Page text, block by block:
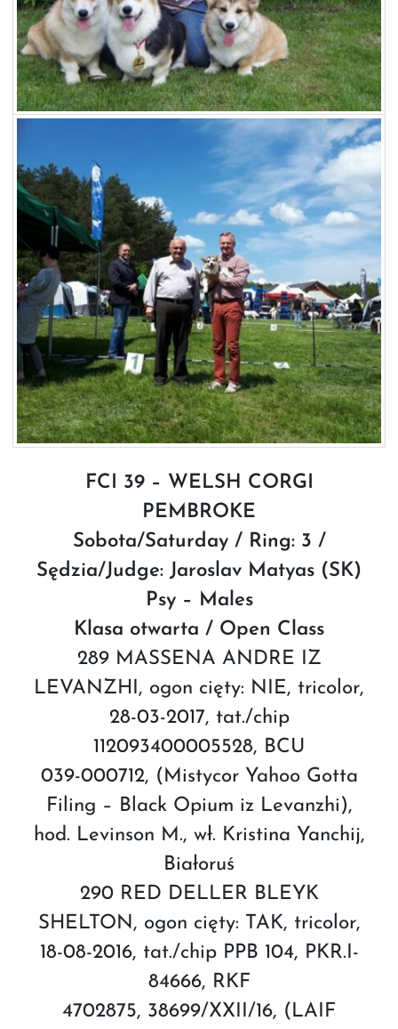
FCI 39 – WELSH CORGI
PEMBROKE
Sobota/Saturday / Ring: 3 /
Sędzia/Judge: Jaroslav Matyas (SK)
Psy – Males
Klasa otwarta / Open Class
289 MASSENA ANDRE IZ
LEVANZHI, ogon cięty: NIE, tricolor,
28-03-2017, tat./chip
112093400005528, BCU
039-000712, (Mistycor Yahoo Gotta
Filing – Black Opium iz Levanzhi),
hod. Levinson M., wł. Kristina Yanchij,
Białoruś
290 RED DELLER BLEYK
SHELTON, ogon cięty: TAK, tricolor,
18-08-2016, tat./chip PPB 104, PKR.I-
84666, RKF
4702875, 38699/XXII/16, (LAIF